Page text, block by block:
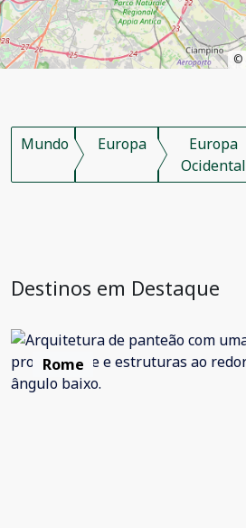
©
Mundo Europa
Europa
Ocidental
Destinos em Destaque
Rome